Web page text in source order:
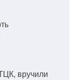
вручили